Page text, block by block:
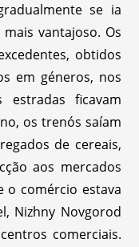
se ia
vantajoso. Os
obtidos
em géneros, nos
estradas ficavam
os trenós saíam
de cereais,
aos mercados
o comércio estava
Nizhny Novgorod
comerciais.